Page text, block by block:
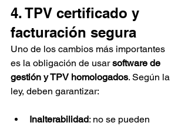
4. TPV certificado y
facturación segura
Uno de los cambios más importantes
es la obligación de usar software de
gestión y TPV homologados. Según la
ley, deben garantizar:
Inalterabilidad: no se pueden